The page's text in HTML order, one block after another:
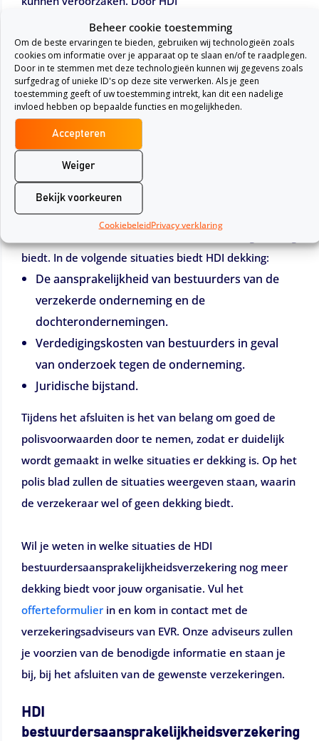
Beheer cookie toestemming
Om de beste ervaringen te bieden, gebruiken wij technologieën zoals
cookies om informatie over je apparaat op te slaan en/of te raadplegen.
Door in te stemmen met deze technologieën kunnen wij gegevens zoals
surfgedrag of unieke ID's op deze site verwerken. Als je geen
toestemming geeft of uw toestemming intrekt, kan dit een nadelige
invloed hebben op bepaalde functies en mogelijkheden.
Accepteren
Weiger
Bekijk voorkeuren
CookiebeleidPrivacy verklaring
bestuurdersaansprakelijkheidsverzekering af te
sluiten ben je gedekt voor mogelijke
aansprakelijkheidsclaims en kan er geen beroep
gedaan worden op het privé vermogen van de
bestuurders. Het afsluiten van de verzekering is in dat
opzichte van cruciaal belang, zodat de financiën van
de bestuurders beschermd worden.
Voordat je overgaat tot het afsluiten van de HDI
bestuurdersaansprakelijkheidsverzekering is het goed
biedt. In de volgende situaties biedt HDI dekking:
De aansprakelijkheid van bestuurders van de
verzekerde onderneming en de
dochterondernemingen.
Verdedigingskosten van bestuurders in geval
van onderzoek tegen de onderneming.
Juridische bijstand.
Tijdens het afsluiten is het van belang om goed de
polisvoorwaarden door te nemen, zodat er duidelijk
wordt gemaakt in welke situaties er dekking is. Op het
polis blad zullen de situaties weergeven staan, waarin
de verzekeraar wel of geen dekking biedt.
Wil je weten in welke situaties de HDI
bestuurdersaansprakelijkheidsverzekering nog meer
dekking biedt voor jouw organisatie. Vul het
offerteformulier in en kom in contact met de
verzekeringsadviseurs van EVR. Onze adviseurs zullen
je voorzien van de benodigde informatie en staan je
bij, bij het afsluiten van de gewenste verzekeringen.
HDI
bestuurdersaansprakelijkheidsverzekering